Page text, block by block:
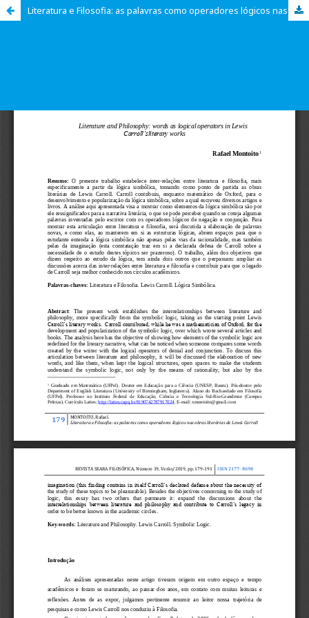
Literatura e Filosofia: as palavras como operadores lógicos nas obras literárias de Lewis Carroll